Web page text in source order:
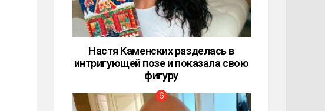
Настя Каменских разделась в
интригующей позе и показала свою
фигуру